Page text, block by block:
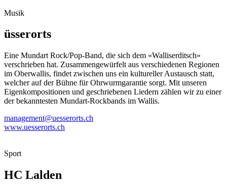
Musik
üsserorts
Eine Mundart Rock/Pop-Band, die sich dem «Walliserditsch»
verschrieben hat. Zusammengewürfelt aus verschiedenen Regionen
im Oberwallis, findet zwischen uns ein kultureller Austausch statt,
welcher auf der Bühne für Ohrwurmgarantie sorgt. Mit unseren
Eigenkompositionen und geschriebenen Liedern zählen wir zu einer
der bekanntesten Mundart-Rockbands im Wallis.
management@uesserorts.ch
www.uesserorts.ch
Sport
HC Lalden